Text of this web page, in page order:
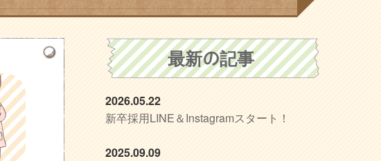
最新の記事
2026.05.22
新卒採用LINE＆Instagramスタート！
2025.09.09